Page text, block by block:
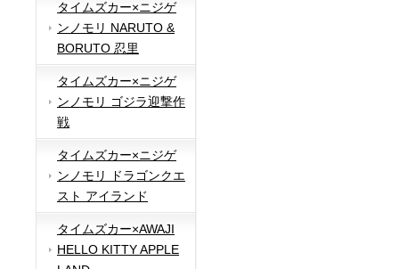
タイムズカー×ニジゲ
ンノモリ NARUTO &
BORUTO 忍里
タイムズカー×ニジゲ
ンノモリ ゴジラ迎撃作
戦
タイムズカー×ニジゲ
ンノモリ ドラゴンクエ
スト アイランド
タイムズカー×AWAJI
HELLO KITTY APPLE